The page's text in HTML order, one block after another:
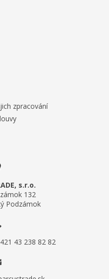
zpracování
s.r.o.
132
Podzámok
43 238 82 82